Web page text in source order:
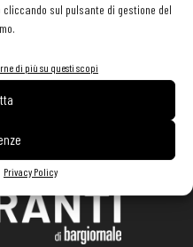
sul pulsante di gestione del
di più su questi scopi
Privacy Policy